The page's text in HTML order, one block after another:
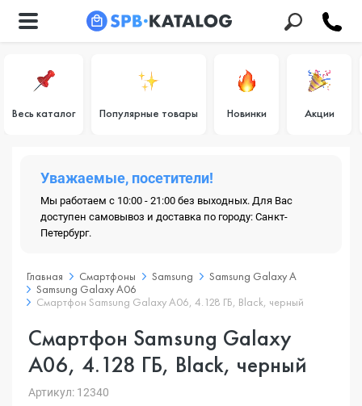
Весь каталог Популярные товары Новинки Акции
Уважаемые, посетители!
Мы работаем с 10:00 - 21:00 без выходных. Для Вас
доступен самовывоз и доставка по городу: Санкт-
Петербург.
Главная Смартфоны Samsung
Samsung Galaxy A
Samsung Galaxy A06
Смартфон Samsung Galaxy A06, 4.128 ГБ, Black, черный
Смартфон Samsung Galaxy
A06, 4.128 ГБ, Black, черный
Артикул: 12340